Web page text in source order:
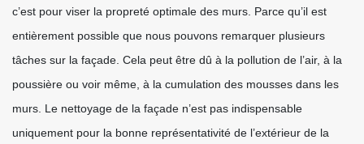
c’est pour viser la propreté optimale des murs. Parce qu’il est
entièrement possible que nous pouvons remarquer plusieurs
tâches sur la façade. Cela peut être dû à la pollution de l’air, à la
poussière ou voir même, à la cumulation des mousses dans les
murs. Le nettoyage de la façade n’est pas indispensable
uniquement pour la bonne représentativité de l’extérieur de la